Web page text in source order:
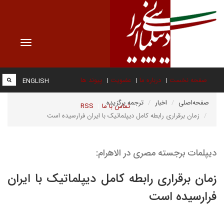
Toggle
صفحه نخست درباره ما عضویت پیوند ها
تماس با ما RSS
ENGLISH
صفحه‌اصلی اخبار
ترجمه برگزیده
زمان برقراری رابطه کامل دیپلماتیک با ایران فرارسیده است
دیپلمات برجسته مصری در الاهرام:
زمان برقراری رابطه کامل دیپلماتیک با ایران
فرارسیده است